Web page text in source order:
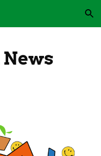
Skip to navigation